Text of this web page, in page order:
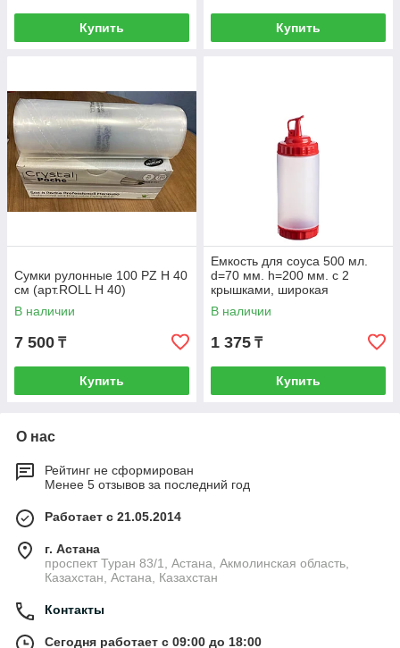
Купить Купить
Сумки рулонные 100 PZ H 40
см (арт.ROLL H 40)
В наличии
7 500 ₸
Купить
Емкость для соуса 500 мл.
d=70 мм. h=200 мм. с 2
крышками, широкая
прозрачная, крышки красны
GP /1/
В наличии
1 375 ₸
Купить
О нас
Рейтинг не сформирован
Менее 5 отзывов за последний год
Работает с 21.05.2014
г. Астана
проспект Туран 83/1, Астана, Акмолинская область,
Казахстан, Астана, Казахстан
Контакты
Сегодня работает с 09:00 до 18:00